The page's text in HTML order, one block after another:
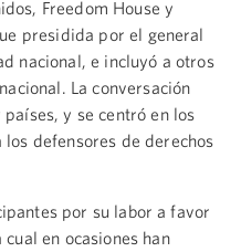
Freedom House y
presidida por el general
nacional, e incluyó a otros
La conversación
y se centró en los
defensores de derechos
por su labor a favor
en ocasiones han